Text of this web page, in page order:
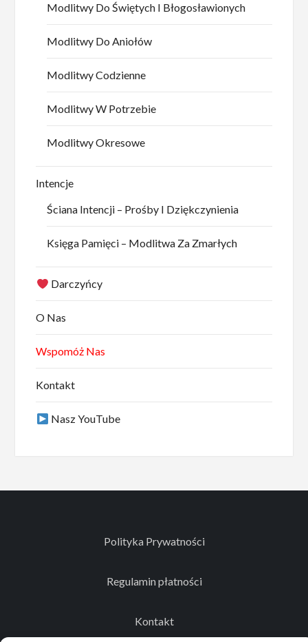
Modlitwy Do Świętych I Błogosławionych
Modlitwy Do Aniołów
Modlitwy Codzienne
Modlitwy W Potrzebie
Modlitwy Okresowe
Intencje
Ściana Intencji – Prośby I Dziękczynienia
Księga Pamięci – Modlitwa Za Zmarłych
Darczyńcy
O Nas
Wspomóż Nas
Kontakt
Nasz YouTube
Polityka Prywatności
Regulamin płatności
Kontakt